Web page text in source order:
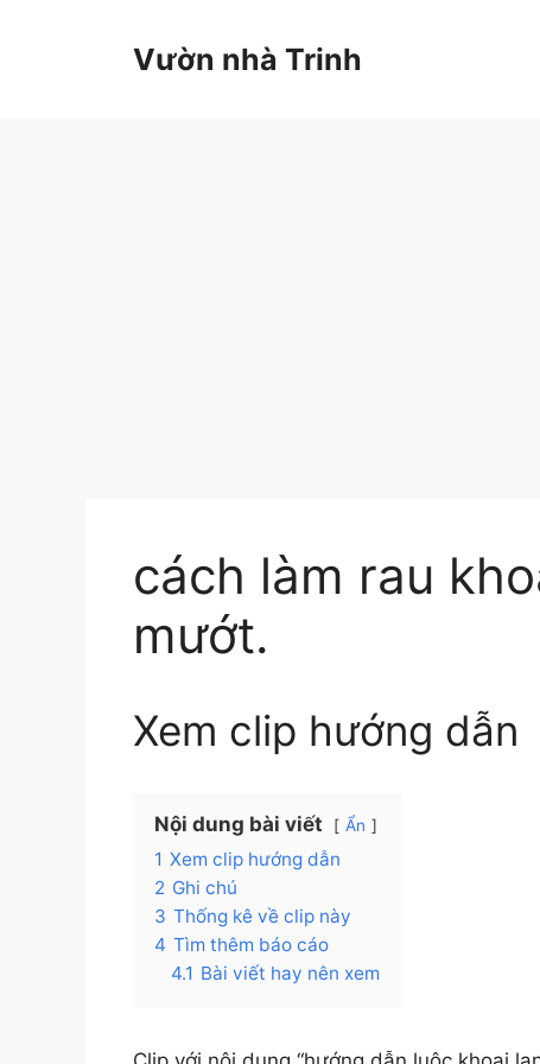
Vườn nhà Trinh
cách làm rau
mướt.
Xem clip hướng dẫn
Nội dung bài viết Ẩn
1 Xem clip hướng dẫn
2 Ghi chú
3 Thống kê về clip này
4 Tìm thêm báo cáo
4.1 Bài viết hay nên xem